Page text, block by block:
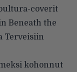
coverit
Beneath the
Terveisiin
kohonnut